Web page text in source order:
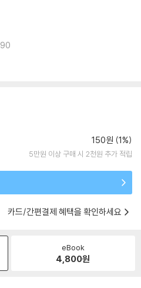
90
150원 (1%)
5만원 이상 구매 시 2천원 추가 적립
카드/간편결제 혜택을 확인하세요
eBook
4,800원